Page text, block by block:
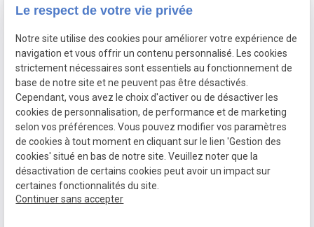
PERRINE GODSENS
Ostéopathe
SIRET :88769173100020
266 Rue du huit mai 1945 , 59113 Seclin
Mentions légales
Politique de confidentialité
Plan du site
Gestion des cookies
Le respect de votre vie privée
Notre site utilise des cookies pour améliorer votre expérience de
navigation et vous offrir un contenu personnalisé. Les cookies
strictement nécessaires sont essentiels au fonctionnement de
base de notre site et ne peuvent pas être désactivés.
Cependant, vous avez le choix d'activer ou de désactiver les
cookies de personnalisation, de performance et de marketing
selon vos préférences. Vous pouvez modifier vos paramètres
de cookies à tout moment en cliquant sur le lien 'Gestion des
cookies' situé en bas de notre site. Veuillez noter que la
désactivation de certains cookies peut avoir un impact sur
certaines fonctionnalités du site.
Continuer sans accepter